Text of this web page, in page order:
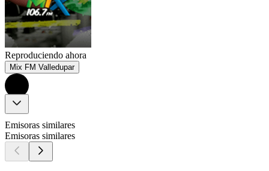
Reproduciendo ahora
Mix FM Valledupar
Emisoras similares
Emisoras similares